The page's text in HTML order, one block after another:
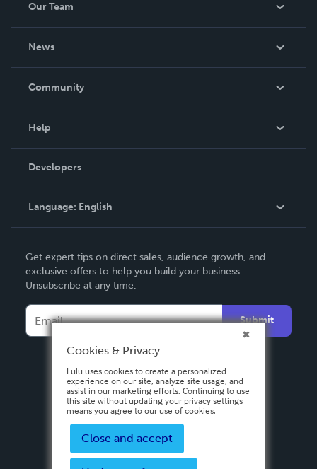
Our Team
News
In The News
Community
Podcast
Help
Order Lookup
Knowledge Base
Contact Support
Developers
Language: English
Deutsch
Français
Español
Get expert tips on direct sales, audience growth, and
exclusive offers to help you build your business.
Unsubscribe at any time.
Submit
Cookies & Privacy
Lulu uses cookies to create a personalized
experience on our site, analyze site usage, and
assist in our marketing efforts. Continuing to use
this site without updating your privacy settings
means you agree to our use of cookies.
Close and accept